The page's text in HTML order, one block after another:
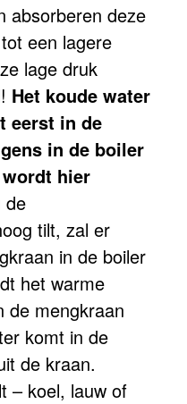
absorberen deze
een lagere
lage druk
Het koude water
eerst in de
in de boiler
hier
de
tilt, zal er
in de boiler
het warme
de mengkraan
komt in de
de kraan.
– koel, lauw of